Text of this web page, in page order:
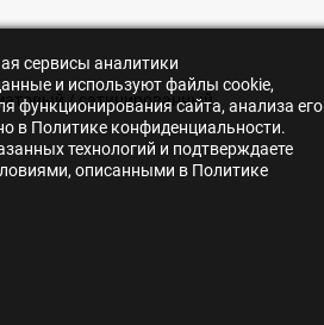
/ сатинированный
сервисы аналитики
и используют файлы cookie,
функционирования сайта, анализа его
в Политике конфиденциальности.
технологий и подтверждаете
описанными в Политике